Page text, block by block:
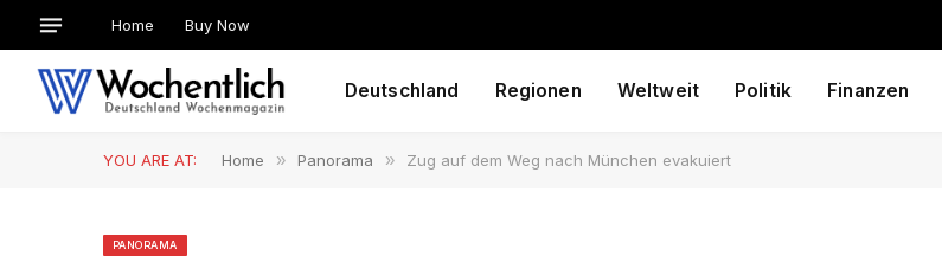
Home Buy Now
Deutschland Regionen Weltweit Politik Finanzen
YOU ARE AT: Home » Panorama » Zug auf dem Weg nach München evakuiert
PANORAMA